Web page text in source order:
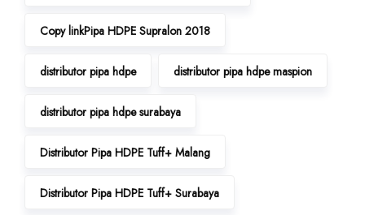
Copy linkPipa HDPE Supralon 2018
distributor pipa hdpe distributor pipa hdpe maspion
distributor pipa hdpe surabaya
Distributor Pipa HDPE Tuff+ Malang
Distributor Pipa HDPE Tuff+ Surabaya